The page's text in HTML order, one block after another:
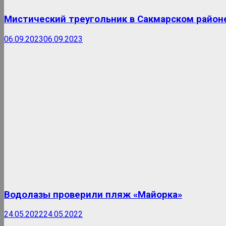
Мистический треугольник в Сакмарском
06.09.202306.09.2023
Водолазы проверили пляж «Майорка»
24.05.202224.05.2022